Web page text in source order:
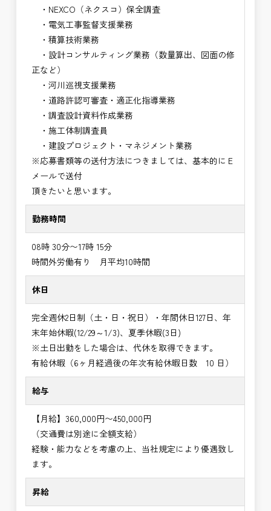
・NEXCO（ネクスコ）保全調査
・電気工事監督支援業務
・積算技術業務
・設計コンサルティング業務（数量算出、図面の修
正など）
・河川巡視支援業務
・道路許認可審査・適正化指導業務
・調査設計資料作成業務
・施工体制調査員
・建設プロジェクト・マネジメント業務
※応募書類等の送付方法につきましては、基本的にＥ
メールで送付
頂きたいと思います。
勤務時間
08時 30分〜17時 15分
時間外労働有り 月平均10時間
休日
完全週休2日制（土・日・祝日）・年間休日127日、年
末年始休暇(12/29～1/3)、夏季休暇(3日)
※土日出勤をした場合は、代休を取得できます。
有給休暇（6ヶ月経過後の年次有給休暇日数 10 日）
給与
【月給】360,000円〜450,000円
（交通費は別途に全額支給）
経験・能力などを考慮の上、当社規定により優遇致し
ます。
昇給